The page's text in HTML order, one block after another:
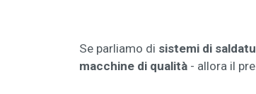
Se parliamo di sistemi di
macchine di qualità - allora il